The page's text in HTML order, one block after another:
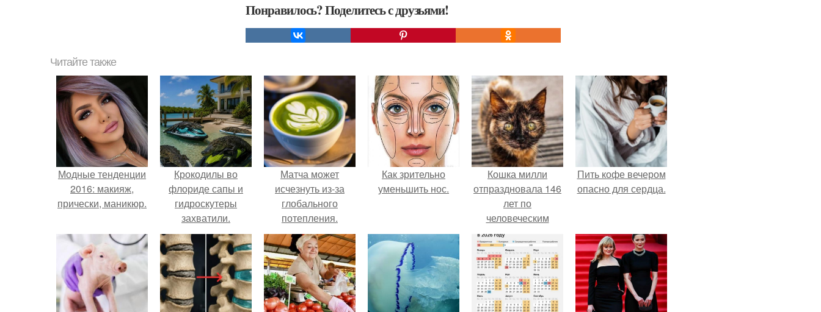
Понравилось? Поделитесь с друзьями!
Читайте также
Модные тенденции
2016: макияж,
прически, маникюр.
Крокодилы во
флориде сапы и
гидроскутеры
захватили.
Матча может
исчезнуть из-за
глобального
потепления.
Как зрительно
уменьшить нос.
Кошка милли
отпраздновала 146
лет по
человеческим
Меркам и
претендует на
звание самой
старой в мире.
Пить кофе вечером
опасно для сердца.